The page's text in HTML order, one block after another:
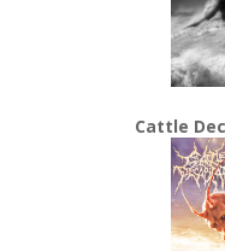
Cattle